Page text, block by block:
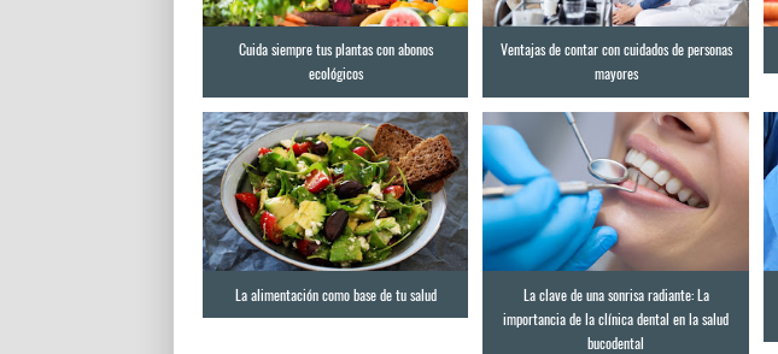
Cuida siempre tus plantas con abonos
ecológicos
Ventajas de contar con cuidados de personas
mayores
La alimentación como base de tu salud
La clave de una sonrisa radiante: La
importancia de la clínica dental en la salud
bucodental